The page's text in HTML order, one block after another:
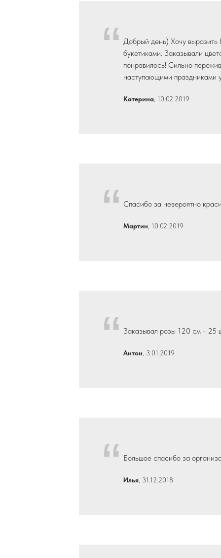
“ Добрый день) Хочу выразить
букетиками. Заказывали
понравилось! Сильно
наступающими праздниками
Катерина , 10.02.2019
“ Спасибо за невероятно
Мартин , 10.02.2019
“ Заказывал розы 120 см - 25
Антон , 3.01.2019
“ Большое спасибо за
Илья , 31.12.2018